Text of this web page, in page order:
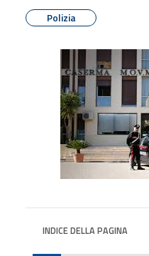
Polizia
INDICE DELLA PAGINA